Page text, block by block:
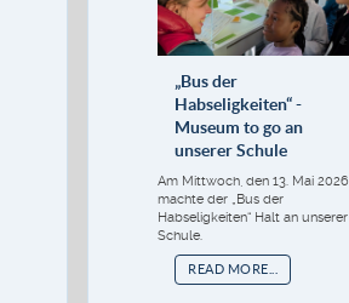
„Bus der
Habseligkeiten“ -
Museum to go an
unserer Schule
Am Mittwoch, den 13. Mai 2026,
machte der „Bus der
Habseligkeiten“ Halt an unserer
Schule.
READ MORE...